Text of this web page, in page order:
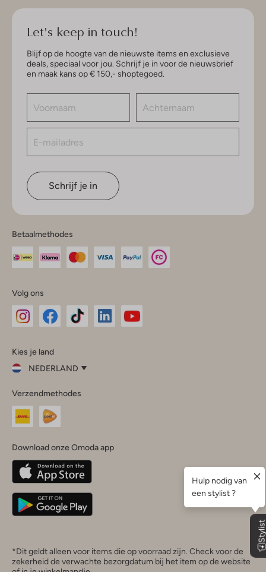
Let's keep in touch!
Blijf op de hoogte van de nieuwste items en exclusieve
deals, speciaal voor jou. Schrijf je in voor de nieuwsbrief
en maak kans op € 150,- shoptegoed.
Schrijf je in
Betaalmethodes
Volg ons
InstagramFacebook
Kies je land
NEDERLAND
je
land
Nederland
Belgique(Français)
Deutschland
Verzendmethodes
Download onze Omoda app
*Dit geldt alleen voor items die op voorraad zijn. Check voor de
zekerheid de verwachte bezorgdatum bij het item op de website